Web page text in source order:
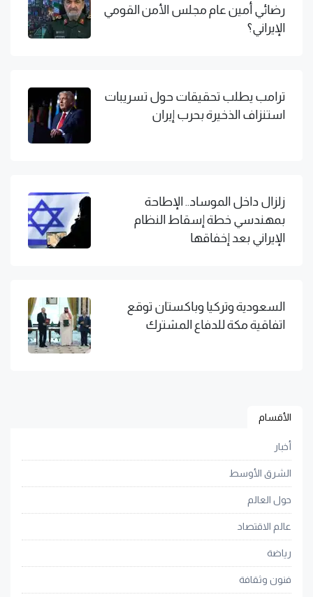
رضائي أمين عام مجلس الأمن القومي
الإيراني؟
ترامب يطلب تحقيقات حول تسريبات
استنزاف الذخيرة بحرب إيران
زلزال داخل الموساد.. الإطاحة
بمهندسي خطة إسقاط النظام
الإيراني بعد إخفاقها
السعودية وتركيا وباكستان توقع
اتفاقية مكة للدفاع المشترك
الأقسام
أخبار
الشرق الأوسط
حول العالم
عالم الاقتصاد
رياضة
فنون وثقافة